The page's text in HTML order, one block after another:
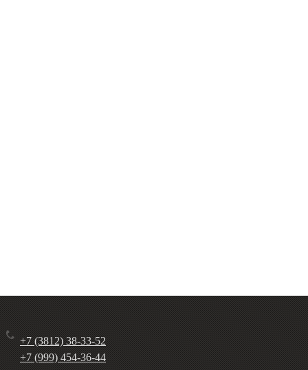
+7 (3812) 38-33-52
+7 (999) 454-36-44